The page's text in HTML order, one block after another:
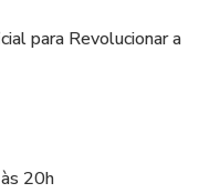
para Revolucionar a
20h